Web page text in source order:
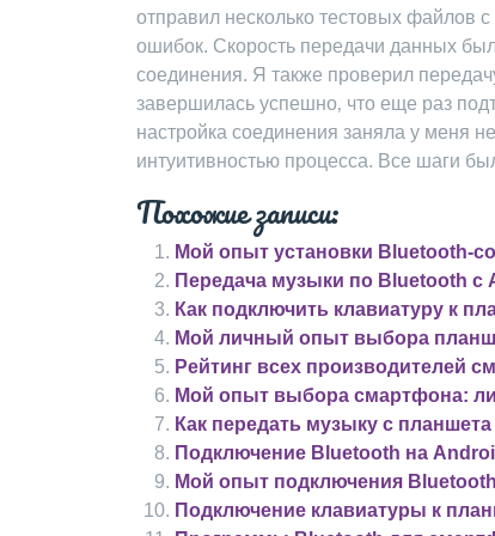
отправил несколько тестовых файлов
ошибок. Скорость передачи данных
соединения. Я также проверил
завершилась успешно‚ что еще раз
настройка соединения заняла у меня
интуитивностью процесса. Все шаги
Похожие записи:
Мой опыт установки Bluetooth-
Передача музыки по Bluetooth с
Как подключить клавиатуру к
Мой личный опыт выбора
Рейтинг всех производителей
Мой опыт выбора смартфона:
Как передать музыку с
Подключение Bluetooth на
Мой опыт подключения
Подключение клавиатуры к